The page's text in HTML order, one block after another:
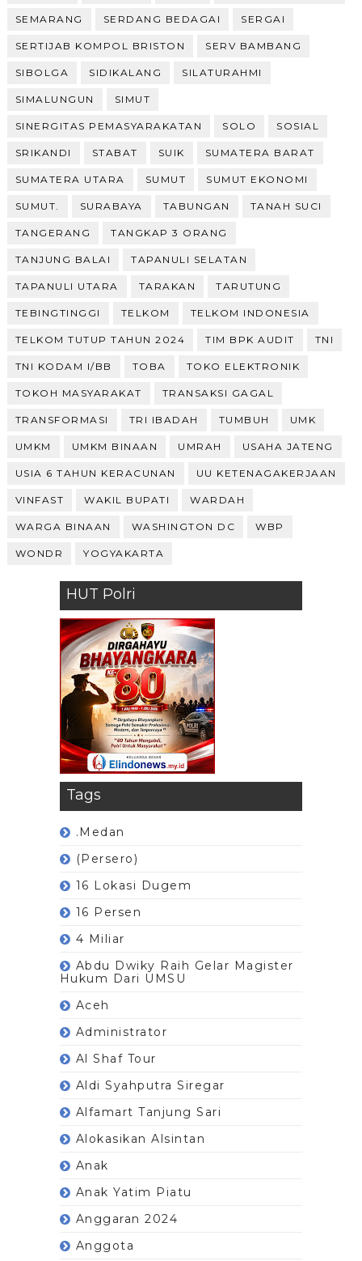
SEMARANG SERDANG BEDAGAI SERGAI
SERTIJAB KOMPOL BRISTON SERV BAMBANG
SIBOLGA SIDIKALANG SILATURAHMI
SIMALUNGUN SIMUT
SINERGITAS PEMASYARAKATAN SOLO SOSIAL
SRIKANDI STABAT SUIK SUMATERA BARAT
SUMATERA UTARA SUMUT SUMUT EKONOMI
SUMUT. SURABAYA TABUNGAN TANAH SUCI
TANGERANG TANGKAP 3 ORANG
TANJUNG BALAI TAPANULI SELATAN
TAPANULI UTARA TARAKAN TARUTUNG
TEBINGTINGGI TELKOM TELKOM INDONESIA
TELKOM TUTUP TAHUN 2024 TIM BPK AUDIT TNI
TNI KODAM I/BB TOBA TOKO ELEKTRONIK
TOKOH MASYARAKAT TRANSAKSI GAGAL
TRANSFORMASI TRI IBADAH TUMBUH UMK
UMKM UMKM BINAAN UMRAH USAHA JATENG
USIA 6 TAHUN KERACUNAN UU KETENAGAKERJAAN
VINFAST WAKIL BUPATI WARDAH
WARGA BINAAN WASHINGTON DC WBP
WONDR YOGYAKARTA
HUT Polri
Tags
.Medan
(Persero)
16 Lokasi Dugem
16 Persen
4 Miliar
Abdu Dwiky Raih Gelar Magister
Hukum Dari UMSU
Aceh
Administrator
Al Shaf Tour
Aldi Syahputra Siregar
Alfamart Tanjung Sari
Alokasikan Alsintan
Anak
Anak Yatim Piatu
Anggaran 2024
Anggota